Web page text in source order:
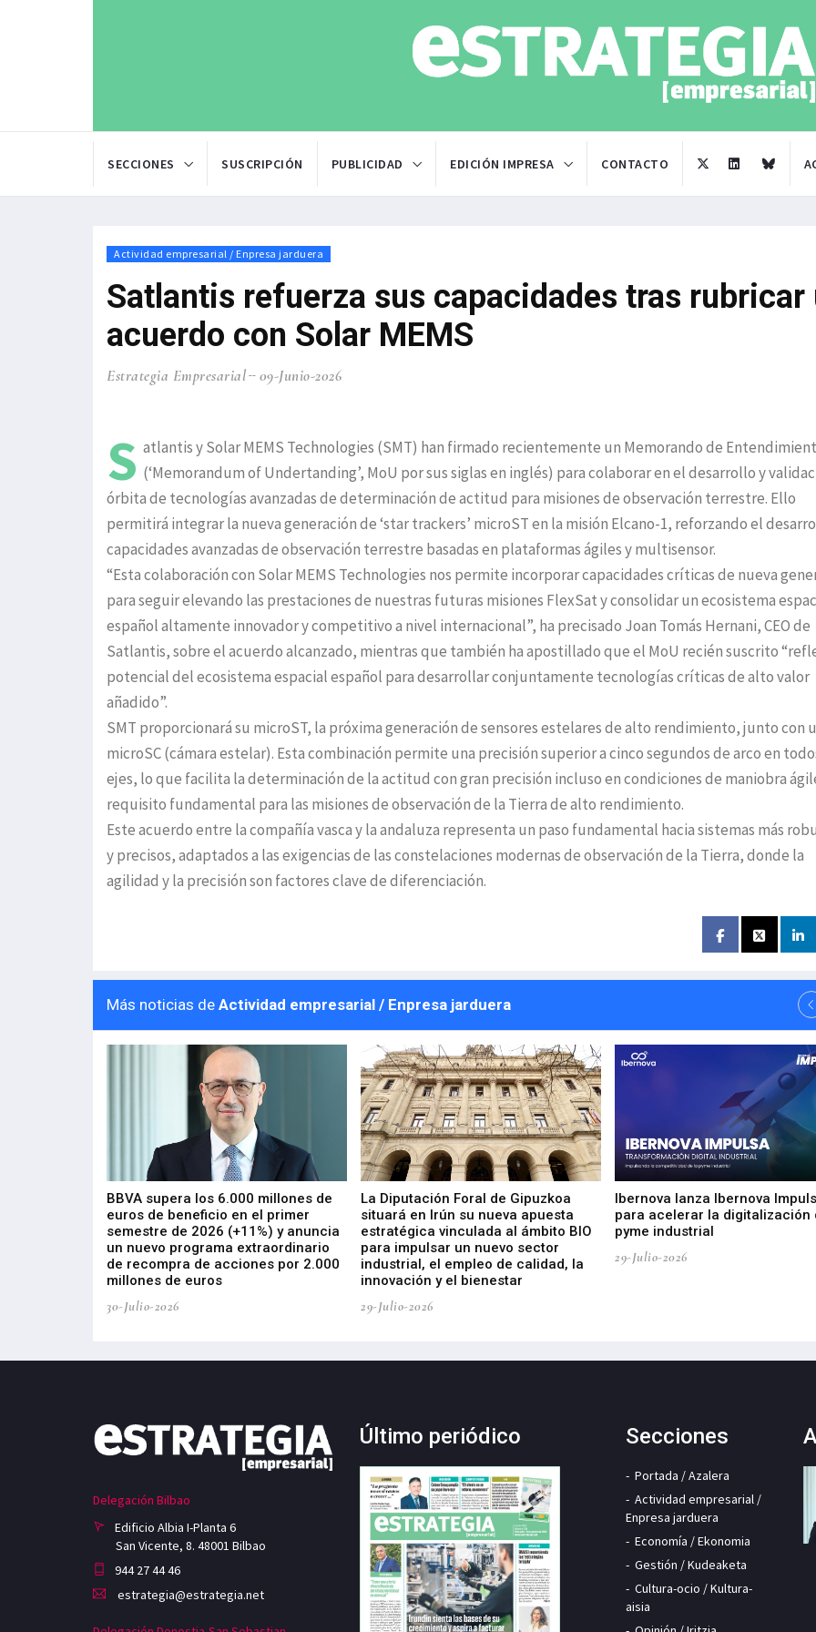
SECCIONES SUSCRIPCIÓN PUBLICIDAD EDICIÓN IMPRESA CONTACTO
Actividad empresarial / Enpresa jarduera
Satlantis refuerza sus capacidades tras rubricar
acuerdo con Solar MEMS
Estrategia Empresarial 09-Junio-2026
S atlantis y Solar MEMS Technologies (SMT) han firmado recientemente un Memorando de
(‘Memorandum of Undertanding’, MoU por sus siglas en inglés) para colaborar en el desarrollo y
órbita de tecnologías avanzadas de determinación de actitud para misiones de observación terrestre. Ello
permitirá integrar la nueva generación de ‘star trackers’ microST en la misión Elcano-1, reforzando el
capacidades avanzadas de observación terrestre basadas en plataformas ágiles y multisensor.
“Esta colaboración con Solar MEMS Technologies nos permite incorporar capacidades críticas de nueva
para seguir elevando las prestaciones de nuestras futuras misiones FlexSat y consolidar un ecosistema
español altamente innovador y competitivo a nivel internacional”, ha precisado Joan Tomás Hernani, CEO de
Satlantis, sobre el acuerdo alcanzado, mientras que también ha apostillado que el MoU recién suscrito
potencial del ecosistema espacial español para desarrollar conjuntamente tecnologías críticas de alto valor
añadido”.
SMT proporcionará su microST, la próxima generación de sensores estelares de alto rendimiento, junto con
microSC (cámara estelar). Esta combinación permite una precisión superior a cinco segundos de arco en
ejes, lo que facilita la determinación de la actitud con gran precisión incluso en condiciones de maniobra
requisito fundamental para las misiones de observación de la Tierra de alto rendimiento.
Este acuerdo entre la compañía vasca y la andaluza representa un paso fundamental hacia sistemas más
y precisos, adaptados a las exigencias de las constelaciones modernas de observación de la Tierra, donde la
agilidad y la precisión son factores clave de diferenciación.
Más noticias de Actividad empresarial / Enpresa jarduera
BBVA supera los 6.000 millones de
euros de beneficio en el primer
semestre de 2026 (+11%) y anuncia
un nuevo programa extraordinario
de recompra de acciones por 2.000
millones de euros
30-Julio-2026
La Diputación Foral de Gipuzkoa
situará en Irún su nueva apuesta
estratégica vinculada al ámbito BIO
para impulsar un nuevo sector
industrial, el empleo de calidad, la
innovación y el bienestar
29-Julio-2026
Ibernova lanza Ibernova
para acelerar la digitalización
pyme industrial
29-Julio-2026
Delegación Bilbao
Edificio Albia I-Planta 6
San Vicente, 8. 48001 Bilbao
944 27 44 46
estrategia@estrategia.net
Último periódico Secciones
Portada / Azalera
Actividad empresarial /
Enpresa jarduera
Economía / Ekonomia
Gestión / Kudeaketa
Cultura-ocio / Kultura-
aisia